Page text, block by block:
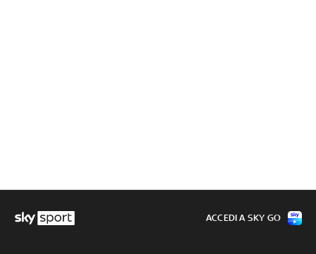
ACCEDI A SKY GO